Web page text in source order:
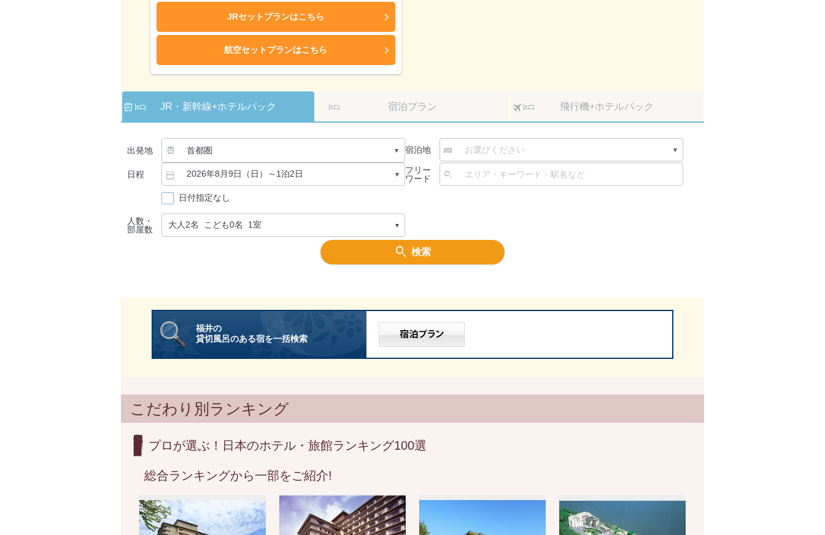
JRセットプランはこちら
航空セットプランはこちら
JR・新幹線+ホテルパック 宿泊プラン 飛行機+ホテルパック
出発地 宿泊地
フリー
ワード
日程
日付指定なし
人数・
部屋数
検索
福井の
貸切風呂のある宿を一括検索
こだわり別ランキング
プロが選ぶ！日本のホテル・旅館ランキング100選
総合ランキングから一部をご紹介!